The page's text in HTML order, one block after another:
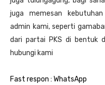
juga memesan
admin kami, seperti
dari partai PKS di bentuk
hubungi kami
Fast respon : WhatsApp